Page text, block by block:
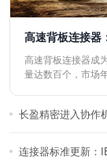
高速背板连接器
高速背板连接器成
量达数百个，市场
长盈精密进入协作
连接器标准更新：